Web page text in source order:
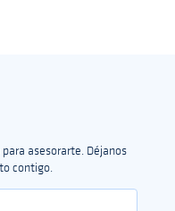
asesorarte. Déjanos
contigo.